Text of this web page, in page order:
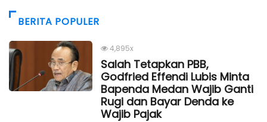
BERITA POPULER
4,895x
Salah Tetapkan PBB,
Godfried Effendi Lubis Minta
Bapenda Medan Wajib Ganti
Rugi dan Bayar Denda ke
Wajib Pajak